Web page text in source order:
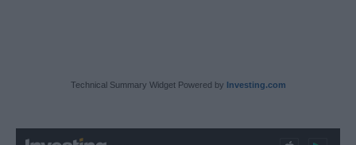
Technical Summary Widget Powered by Investing.com